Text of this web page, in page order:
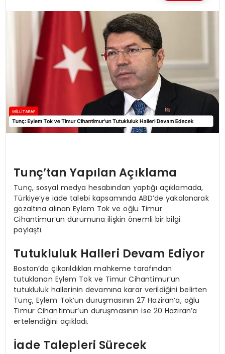
Tunç’tan Yapılan Açıklama
Tunç, sosyal medya hesabından yaptığı açıklamada,
Türkiye’ye iade talebi kapsamında ABD’de yakalanarak
gözaltına alınan Eylem Tok ve oğlu Timur
Cihantimur’un durumuna ilişkin önemli bir bilgi
paylaştı.
Tutukluluk Halleri Devam Ediyor
Boston’da çıkarıldıkları mahkeme tarafından
tutuklanan Eylem Tok ve Timur Cihantimur’un
tutukluluk hallerinin devamına karar verildiğini belirten
Tunç, Eylem Tok’un duruşmasının 27 Haziran’a, oğlu
Timur Cihantimur’un duruşmasının ise 20 Haziran’a
ertelendiğini açıkladı.
İade Talepleri Sürecek